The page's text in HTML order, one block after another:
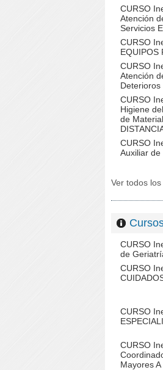
CURSO
Atención
Servicios
CURSO
EQUIPOS
CURSO
Atención
Deterioros
CURSO
Higiene
de
CURSO
Auxiliar de
Ver todos
CURSO
de
CURSO
CURSO
CURSO
Mayores